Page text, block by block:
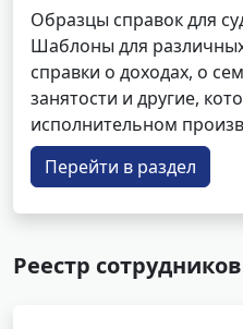
Образцы справок для
Шаблоны для
справки о доходах, о
занятости и другие,
исполнительном
Перейти в раздел
Реестр сотрудников